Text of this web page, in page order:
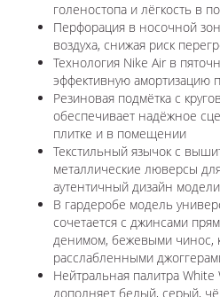
голеностопа и лёгкость в
Перфорация в носочной
воздуха, снижая риск
Технология Nike Air в
эффективную амортизацию
Резиновая подмётка с
обеспечивает надёжное
плитке и в помещении
Текстильный язычок с
металлические люверсы
аутентичный дизайн модели
В гардеробе модель
сочетается с джинсами
денимом, бежевыми чинос,
расслабленными
Нейтральная палитра
дополняет белый, серый,